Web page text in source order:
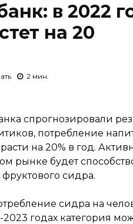
в 2022
на 20
2 мин.
спрогнозировали
потребление
на 20% в год.
рынке будет
сидра.
сидра на
годах категория